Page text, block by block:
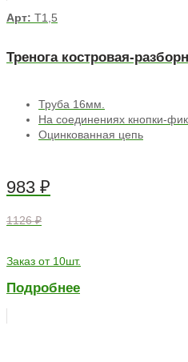
Арт: Т1,5
Тренога костровая-
Труба 16мм.
На соединениях кнопки-
Оцинкованная цепь
983 ₽
1126 ₽
Заказ от 10шт.
Подробнее